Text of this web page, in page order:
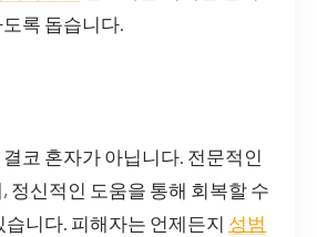
록 돕습니다.
코 혼자가 아닙니다. 전문적인
정신적인 도움을 통해 회복할 수
습니다. 피해자는 언제든지 성범